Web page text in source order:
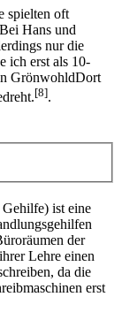
spielten oft
Hans und
nur die
ich erst als 10-
GrönwohldDort
[8].
ist eine
der
Lehre einen
da die
erst